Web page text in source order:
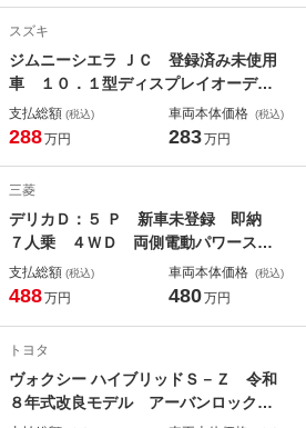
オットマン ドラレコ前後 純正１９
ＡＷ
スズキ
ジムニーシエラ ＪＣ 登録済み未使用
車 １０．１型ディスプレイオーディ
オ アダプティブクルーズコントロー
ル ＬＥＤヘッドランプ シートヒー
ｙ 純正１５ＡＷ
支払総額 (税込)
288万円
車両本体価格 (税込)
283万円
三菱
デリカＤ：５ Ｐ 新車未登録 即納
７人乗 ４ＷＤ 両側電動パワースラ
イドドア パワーテールゲート 電動
サイドステップ ホイールアーチモー
純正１８ＡＷ
支払総額 (税込)
488万円
車両本体価格 (税込)
480万円
トヨタ
ヴォクシー ハイブリッドＳ－Ｚ 令和
８年式改良モデル アーバンロック